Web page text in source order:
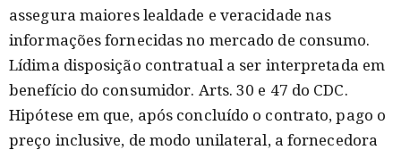
assegura maiores lealdade e veracidade nas
informações fornecidas no mercado de consumo.
Lídima disposição contratual a ser interpretada em
benefício do consumidor. Arts. 30 e 47 do CDC.
Hipótese em que, após concluído o contrato, pago o
preço inclusive, de modo unilateral, a fornecedora